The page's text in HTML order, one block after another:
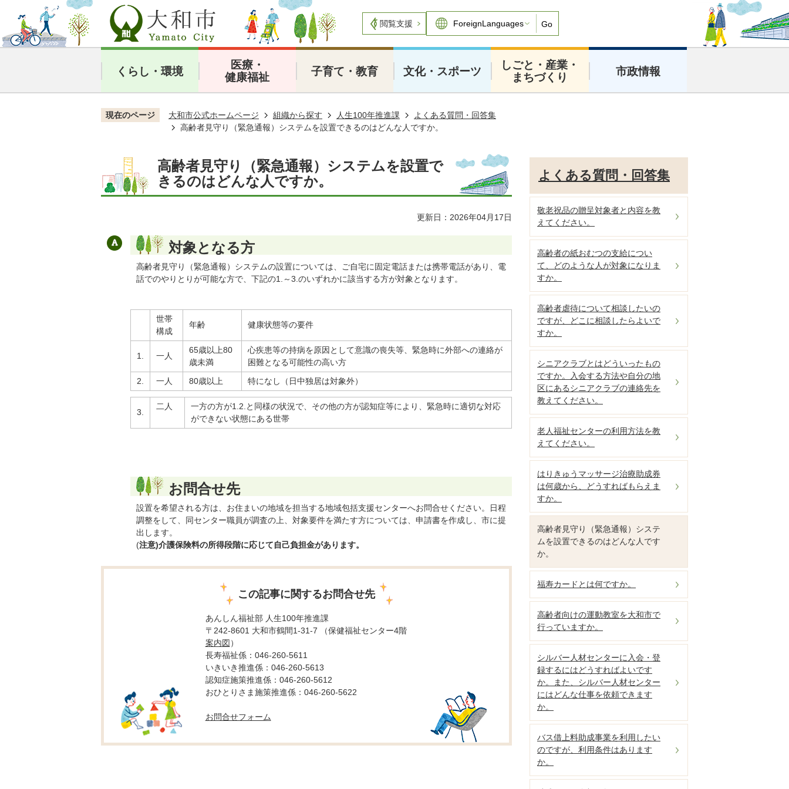
閲覧支援 Go
くらし・環境
医療・
健康福祉
子育て・教育 文化・スポーツ
しごと・産業・
まちづくり
市政情報
現在のページ 大和市公式ホームページ 組織から探す 人生100年推進課
よくある質問・回答集
高齢者見守り（緊急通報）システムを設置できるのはどんな人ですか。
高齢者見守り（緊急通報）システムを設置で
きるのはどんな人ですか。
更新日：2026年04月17日
対象となる方
高齢者見守り（緊急通報）システムの設置については、ご自宅に固定電話または携帯電話があり、電
話でのやりとりが可能な方で、下記の1.～3.のいずれかに該当する方が対象となります。
世帯
構成
年齢 健康状態等の要件
1. 一人
65歳以上80
歳未満
心疾患等の持病を原因として意識の喪失等、緊急時に外部への連絡が
困難となる可能性の高い方
2.
一人 80歳以上 特になし（日中独居は対象外）
3.
二人
一方の方が1.2.と同様の状況で、その他の方が認知症等により、緊急時に適切な対応
ができない状態にある世帯
お問合せ先
設置を希望される方は、お住まいの地域を担当する地域包括支援センターへお問合せください。日程
調整をして、同センター職員が調査の上、対象要件を満たす方については、申請書を作成し、市に提
出します。
(注意)介護保険料の所得段階に応じて自己負担金があります。
この記事に関するお問合せ先
あんしん福祉部 人生100年推進課
〒242-8601 大和市鶴間1-31-7 （保健福祉センター4階
案内図 ）
長寿福祉係：046-260-5611
いきいき推進係：046-260-5613
認知症施策推進係：046-260-5612
おひとりさま施策推進係：046-260-5622
お問合せフォーム
よくある質問・回答集
敬老祝品の贈呈対象者と内容を教
えてください。
高齢者の紙おむつの支給につい
て、どのような人が対象になりま
すか。
高齢者虐待について相談したいの
ですが、どこに相談したらよいで
すか。
シニアクラブとはどういったもの
ですか。入会する方法や自分の地
区にあるシニアクラブの連絡先を
教えてください。
老人福祉センターの利用方法を教
えてください。
はりきゅうマッサージ治療助成券
は何歳から、どうすればもらえま
すか。
高齢者見守り（緊急通報）システ
ムを設置できるのはどんな人です
か。
福寿カードとは何ですか。
高齢者向けの運動教室を大和市で
行っていますか。
シルバー人材センターに入会・登
録するにはどうすればよいです
か。また、シルバー人材センター
にはどんな仕事を依頼できます
か。
バス借上料助成事業を利用したい
のですが、利用条件はあります
か。